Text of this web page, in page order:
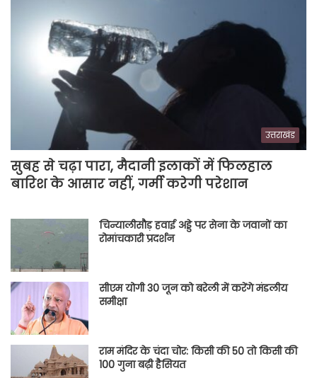
उत्तराखंड
सुबह से चढ़ा पारा, मैदानी इलाकों में फिलहाल
बारिश के आसार नहीं, गर्मी करेगी परेशान
चिन्यालीसौड़ हवाई अड्डे पर सेना के जवानों का
रोमांचकारी प्रदर्शन
सीएम योगी 30 जून को बरेली में करेंगे मंडलीय
समीक्षा
राम मंदिर के चंदा चोर: किसी की 50 तो किसी की
100 गुना बढ़ी हैसियत